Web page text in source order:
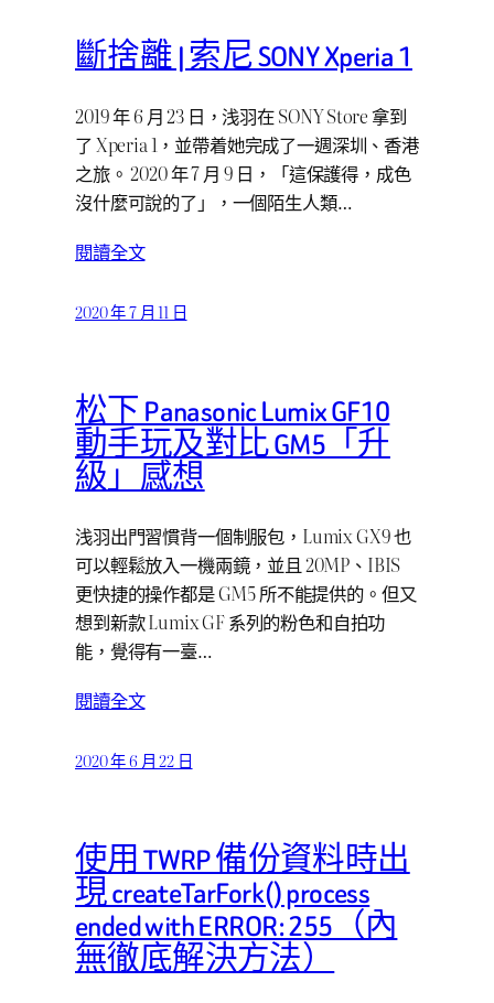
斷捨離 | 索尼 SONY Xperia 1
2019 年 6 月 23 日，浅羽在 SONY Store 拿到
了 Xperia 1，並帶着她完成了一週深圳、香港
之旅。 2020 年 7 月 9 日，「這保護得，成色
沒什麼可說的了」，一個陌生人類…
閱讀全文
2020 年 7 月 11 日
松下 Panasonic Lumix GF10
動手玩及對比 GM5「升
級」感想
浅羽出門習慣背一個制服包，Lumix GX9 也
可以輕鬆放入一機兩鏡，並且 20MP、IBIS
更快捷的操作都是 GM5 所不能提供的。但又
想到新款 Lumix GF 系列的粉色和自拍功
能，覺得有一臺…
閱讀全文
2020 年 6 月 22 日
使用 TWRP 備份資料時出
現 createTarFork() process
ended with ERROR: 255（內
無徹底解決方法）